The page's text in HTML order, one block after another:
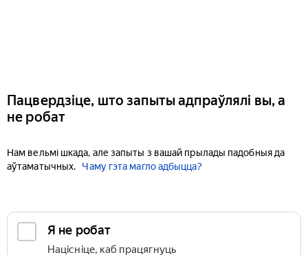
Пацвердзіце, што запыты адпраўлялі вы, а
не робат
Нам вельмі шкада, але запыты з вашай прылады падобныя да
аўтаматычных.
Чаму гэта магло адбыцца?
Я не робат
Націсніце, каб працягнуць